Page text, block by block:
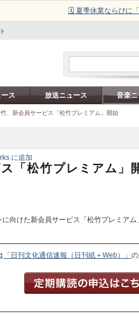
🗓️ 夏季休業ならびに
ス 放送ニュース 音楽
、新会員サービス「松竹プレミアム」開始
「松竹プレミアム」
向けた新会員サービス「松竹プレミア
「日刊文化通信速報（日刊紙＋Web）」